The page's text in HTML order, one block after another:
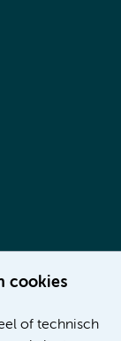
cookies
of technisch